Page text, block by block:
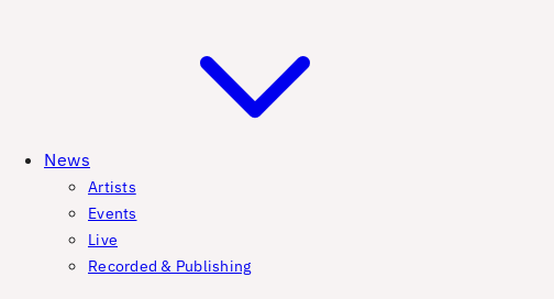
News
Artists
Events
Live
Recorded & Publishing